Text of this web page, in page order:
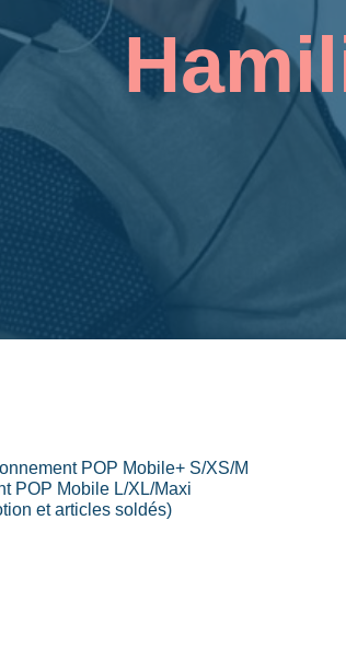
POP Mobile+ S/XS/M
POP Mobile L/XL/Maxi
et articles soldés)